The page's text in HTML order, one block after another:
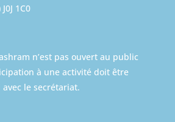
1C0
n’est pas ouvert au public
à une activité doit être
le secrétariat.